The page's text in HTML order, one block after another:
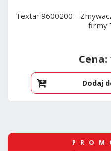
Textar 9600200 –
firmy
Dodaj